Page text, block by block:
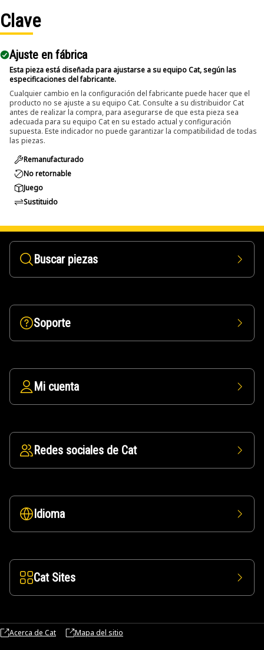
Clave
Ajuste en fábrica
Esta pieza está diseñada para ajustarse a su equipo Cat, según las
especificaciones del fabricante.
Cualquier cambio en la configuración del fabricante puede hacer que el
producto no se ajuste a su equipo Cat. Consulte a su distribuidor Cat
antes de realizar la compra, para asegurarse de que esta pieza sea
adecuada para su equipo Cat en su estado actual y configuración
supuesta. Este indicador no puede garantizar la compatibilidad de todas
las piezas.
Remanufacturado
No retornable
Juego
Sustituido
Buscar piezas
Soporte
Mi cuenta
Redes sociales de Cat
Idioma
Cat Sites
Acerca de Cat Mapa del sitio